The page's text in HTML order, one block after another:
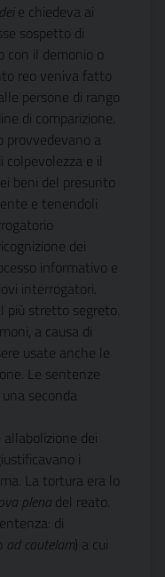
e chiedeva ai
sospetto di
con il demonio o
reo veniva fatto
persone di rango
di comparizione.
provvedevano a
e il
beni del presunto
e tenendoli
dei
informativo e
interrogatori.
più stretto segreto.
a causa di
usate anche le
Le sentenze
seconda
dei
i
La tortura era lo
plena del reato.
di
ad cautelam) a cui